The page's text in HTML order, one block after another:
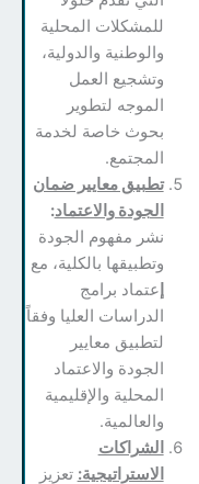
للمشكلات المحلية
والوطنية والدولية،
وتشجيع العمل
الموجه لتطوير
بحوث خاصة لخدمة
المجتمع.
تطبيق معايير ضمان
الجودة والاعتماد:
نشر مفهوم الجودة
وتطبيقها بالكلية، مع
عتماد برامج
الدراسات العليا وفقاً
لتطبيق معايير
الجودة والاعتماد
المحلية والإقليمية
والعالمية.
الشراكات
الاستراتيجية: تعزيز